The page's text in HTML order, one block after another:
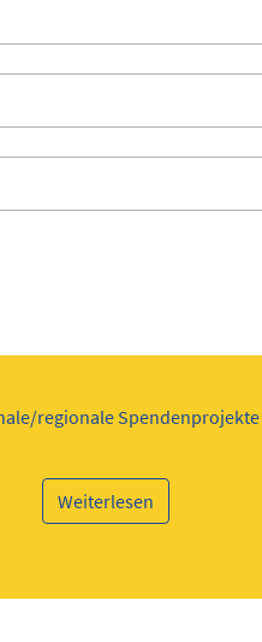
regionale Spendenprojekte
Weiterlesen